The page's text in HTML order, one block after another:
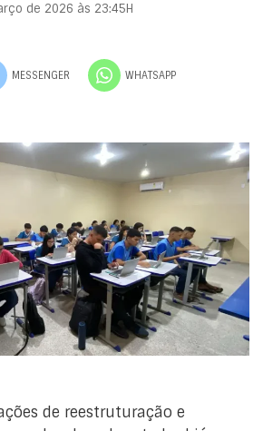
de 2026 às 23:45H
MESSENGER WHATSAPP
de reestruturação e